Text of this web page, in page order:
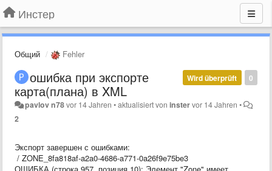
Инстер
Общий Fehler
0
Wird überprüft
ошибка при экспорте
карта(плана) в XML
pavlov n78vor 14 Jahren •aktualisiert voninstervor 14 Jahren •
2
Экспорт завершен с ошибками:
/ ZONE_8fa818af-a2a0-4686-a771-0a26f9e75be3
ОШИБКА (строка 957, позиция 10): Элемент "Zone" имеет